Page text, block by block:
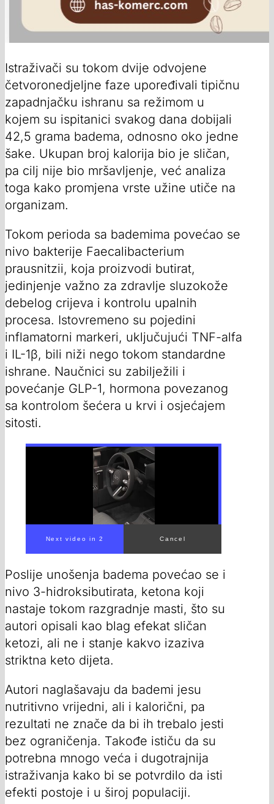
Istraživači su tokom dvije odvojene
četvoronedjeljne faze upoređivali tipičnu
zapadnjačku ishranu sa režimom u
kojem su ispitanici svakog dana dobijali
42,5 grama badema, odnosno oko jedne
šake. Ukupan broj kalorija bio je sličan,
pa cilj nije bio mršavljenje, već analiza
toga kako promjena vrste užine utiče na
organizam.
Tokom perioda sa bademima povećao se
nivo bakterije Faecalibacterium
prausnitzii, koja proizvodi butirat,
jedinjenje važno za zdravlje sluzokože
debelog crijeva i kontrolu upalnih
procesa. Istovremeno su pojedini
inflamatorni markeri, uključujući TNF-alfa
i IL-1β, bili niži nego tokom standardne
ishrane. Naučnici su zabilježili i
povećanje GLP-1, hormona povezanog
sa kontrolom šećera u krvi i osjećajem
sitosti.
Poslije unošenja badema povećao se i
nivo 3-hidroksibutirata, ketona koji
nastaje tokom razgradnje masti, što su
autori opisali kao blag efekat sličan
ketozi, ali ne i stanje kakvo izaziva
striktna keto dijeta.
Autori naglašavaju da bademi jesu
nutritivno vrijedni, ali i kalorični, pa
rezultati ne znače da bi ih trebalo jesti
bez ograničenja. Takođe ističu da su
potrebna mnogo veća i dugotrajnija
istraživanja kako bi se potvrdilo da isti
efekti postoje i u široj populaciji.